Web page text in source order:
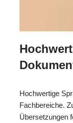
Hochwertige
Fachbereiche.
Übersetzungen